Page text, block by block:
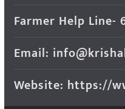
Farmer Help Line-
Email:
Website: https://